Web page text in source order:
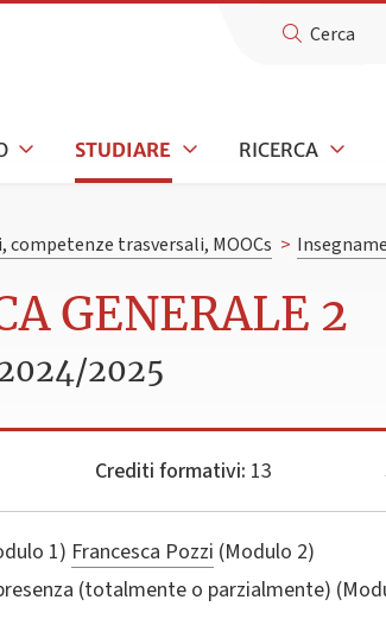
Cerca
STUDIARE RICERCA
competenze trasversali, MOOCs >
GENERALE 2
2025
Crediti formativi: 13
1) Francesca Pozzi (Modulo 2)
(totalmente o parzialmente)